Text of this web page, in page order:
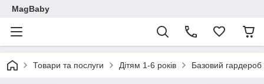
MagBaby
Товари та послуги Дітям 1-6 років Базовий гардероб